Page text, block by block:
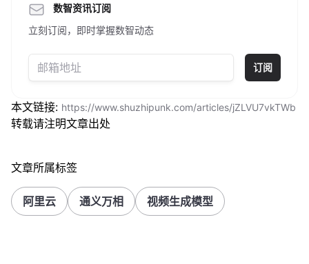
数智资讯订阅
立刻订阅，即时掌握数智动态
订阅
本文链接: https://www.shuzhipunk.com/articles/jZLVU7vkTWb
转载请注明文章出处
文章所属标签
阿里云 通义万相 视频生成模型